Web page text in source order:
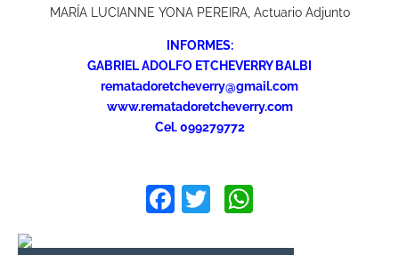
MARÍA LUCIANNE YONA PEREIRA, Actuario Adjunto
INFORMES:
GABRIEL ADOLFO ETCHEVERRY BALBI
rematadoretcheverry@gmail.com
www.rematadoretcheverry.com
Cel. 099279772
Facebook
Twitter